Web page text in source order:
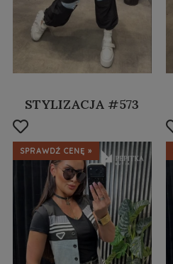
STYLIZACJA #573
SPRAWDŹ CENĘ »